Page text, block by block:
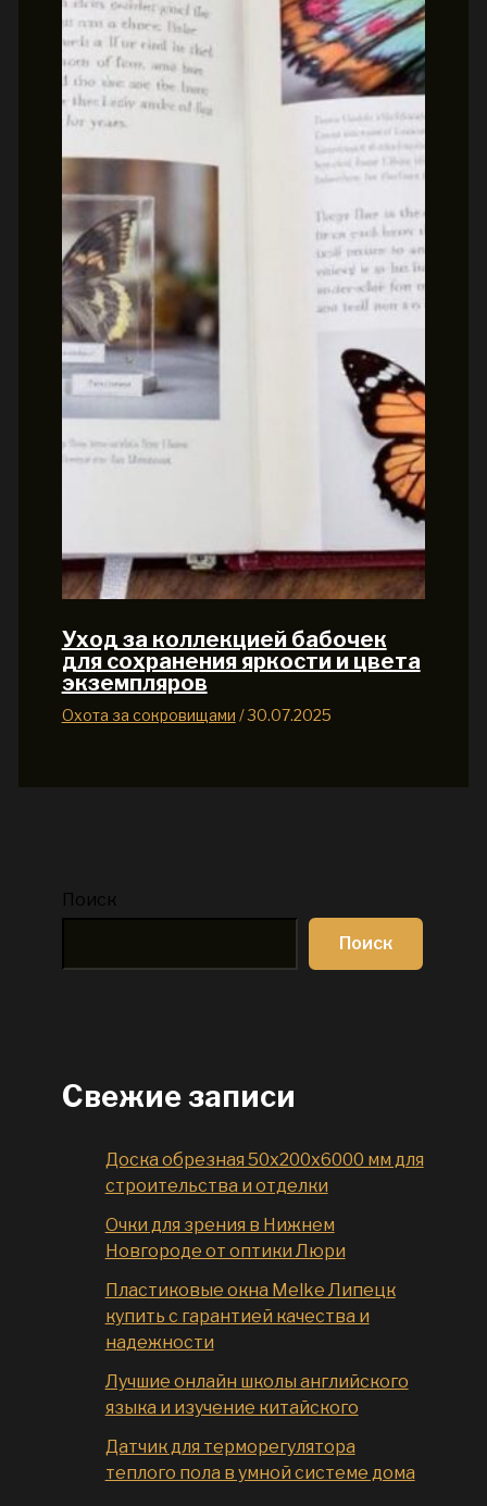
Уход за коллекцией бабочек
для сохранения яркости и цвета
экземпляров
Охота за сокровищами /30.07.2025
Поиск
Поиск
Свежие записи
Доска обрезная 50x200x6000 мм для
строительства и отделки
Очки для зрения в Нижнем
Новгороде от оптики Люри
Пластиковые окна Melke Липецк
купить с гарантией качества и
надежности
Лучшие онлайн школы английского
языка и изучение китайского
Датчик для терморегулятора
теплого пола в умной системе дома